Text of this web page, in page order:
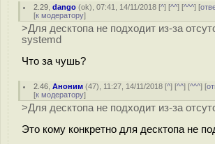
2.29 ,dango (ok), 07:41, 14/11/2018 [^] [^^] [^^^] [
[к модератору]
>Для десктопа не подходит из-за
systemd
Что за чушь?
2.46 ,Аноним (47), 11:27, 14/11/2018 [^] [^^] [^^^] [
[к модератору]
>Для десктопа не подходит из-за
Это кому конкретно для десктопа не